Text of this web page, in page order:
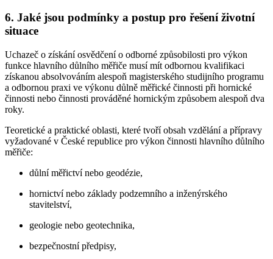
6. Jaké jsou podmínky a postup pro řešení životní
situace
Uchazeč o získání osvědčení o odborné způsobilosti pro výkon
funkce hlavního důlního měřiče musí mít odbornou kvalifikaci
získanou absolvováním alespoň magisterského studijního programu
a odbornou praxi ve výkonu důlně měřické činnosti při hornické
činnosti nebo činnosti prováděné hornickým způsobem alespoň dva
roky.
Teoretické a praktické oblasti, které tvoří obsah vzdělání a přípravy
vyžadované v České republice pro výkon činnosti hlavního důlního
měřiče:
důlní měřictví nebo geodézie,
hornictví nebo základy podzemního a inženýrského
stavitelství,
geologie nebo geotechnika,
bezpečnostní předpisy,